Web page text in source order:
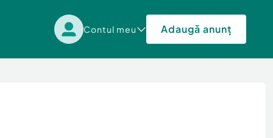
Contul meu Adaugă anunț